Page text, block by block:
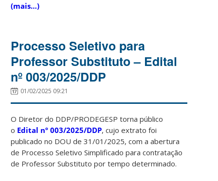
(mais…)
Processo Seletivo para
Professor Substituto – Edital
nº 003/2025/DDP
01/02/2025 09:21
O Diretor do DDP/PRODEGESP torna público
o Edital nº 003/2025/DDP, cujo extrato foi
publicado no DOU de 31/01/2025, com a abertura
de Processo Seletivo Simplificado para contratação
de Professor Substituto por tempo determinado.